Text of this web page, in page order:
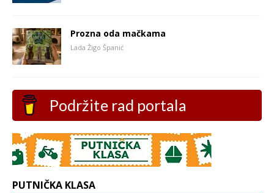
Prozna oda mačkama
Lada Žigo Španić
Podržite rad portala
PUTNIČKA KLASA